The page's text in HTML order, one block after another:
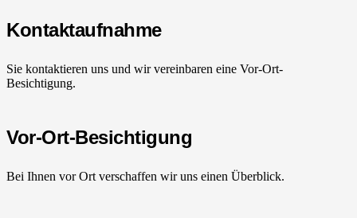
Kontaktaufnahme
Sie kontaktieren uns und wir vereinbaren eine Vor-Ort-
Besichtigung.
Vor-Ort-Besichtigung
Bei Ihnen vor Ort verschaffen wir uns einen Überblick.